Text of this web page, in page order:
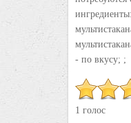
- по вкусу; ;
1 голос